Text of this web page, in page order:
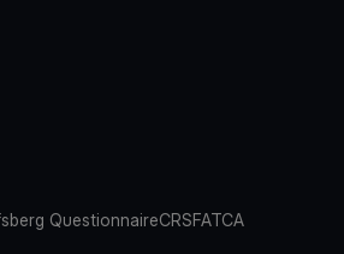
QuestionnaireCRSFATCA